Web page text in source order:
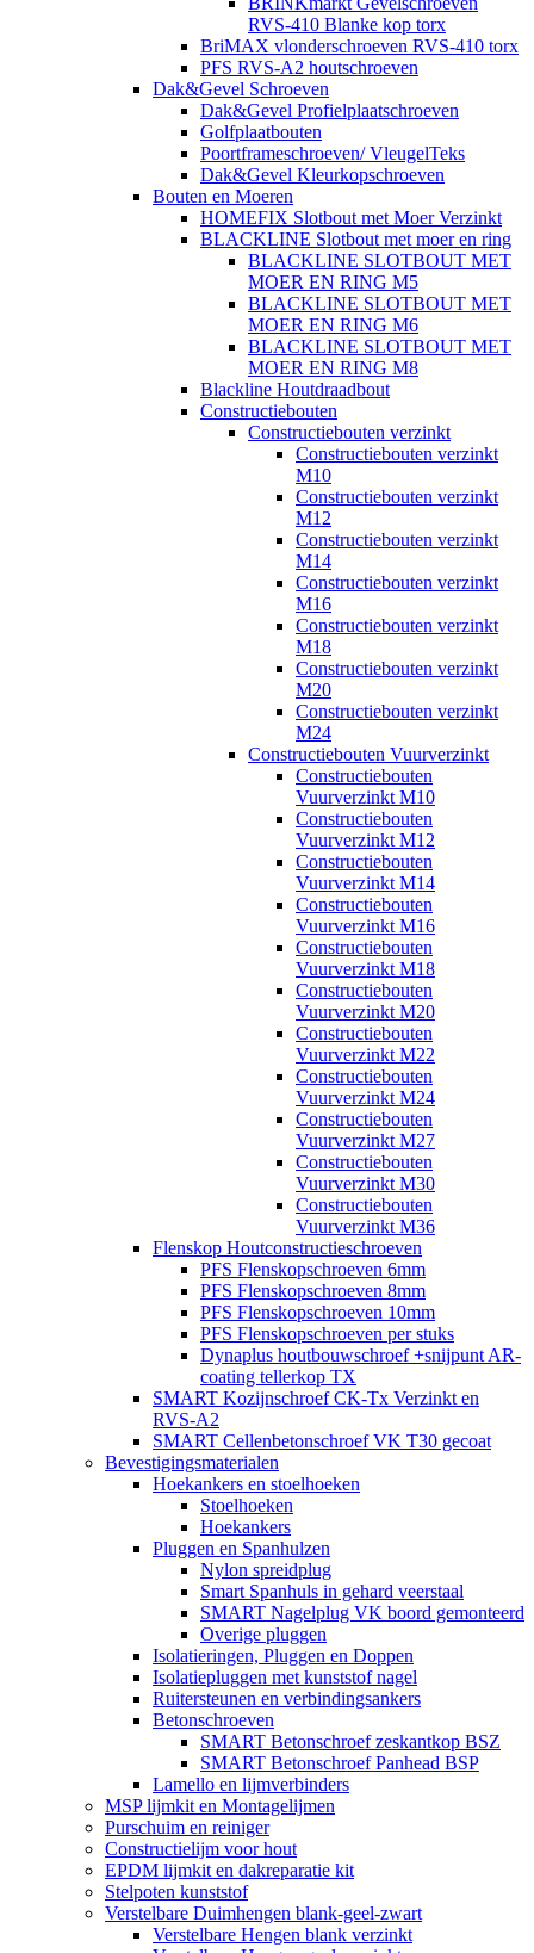
RVS-410 Blanke kop torx
BriMAX vlonderschroeven RVS-410 torx
PFS RVS-A2 houtschroeven
Dak&Gevel Schroeven
Dak&Gevel Profielplaatschroeven
Golfplaatbouten
Poortframeschroeven/ VleugelTeks
Dak&Gevel Kleurkopschroeven
Bouten en Moeren
HOMEFIX Slotbout met Moer Verzinkt
BLACKLINE Slotbout met moer en ring
BLACKLINE SLOTBOUT MET
MOER EN RING M5
BLACKLINE SLOTBOUT MET
MOER EN RING M6
BLACKLINE SLOTBOUT MET
MOER EN RING M8
Blackline Houtdraadbout
Constructiebouten
Constructiebouten verzinkt
Constructiebouten verzinkt
M10
Constructiebouten verzinkt
M12
Constructiebouten verzinkt
M14
Constructiebouten verzinkt
M16
Constructiebouten verzinkt
M18
Constructiebouten verzinkt
M20
Constructiebouten verzinkt
M24
Constructiebouten Vuurverzinkt
Constructiebouten
Vuurverzinkt M10
Constructiebouten
Vuurverzinkt M12
Constructiebouten
Vuurverzinkt M14
Constructiebouten
Vuurverzinkt M16
Constructiebouten
Vuurverzinkt M18
Constructiebouten
Vuurverzinkt M20
Constructiebouten
Vuurverzinkt M22
Constructiebouten
Vuurverzinkt M24
Constructiebouten
Vuurverzinkt M27
Constructiebouten
Vuurverzinkt M30
Constructiebouten
Vuurverzinkt M36
Flenskop Houtconstructieschroeven
PFS Flenskopschroeven 6mm
PFS Flenskopschroeven 8mm
PFS Flenskopschroeven 10mm
PFS Flenskopschroeven per stuks
Dynaplus houtbouwschroef +snijpunt AR-
coating tellerkop TX
SMART Kozijnschroef CK-Tx Verzinkt en
RVS-A2
SMART Cellenbetonschroef VK T30 gecoat
Bevestigingsmaterialen
Hoekankers en stoelhoeken
Stoelhoeken
Hoekankers
Pluggen en Spanhulzen
Nylon spreidplug
Smart Spanhuls in gehard veerstaal
SMART Nagelplug VK boord gemonteerd
Overige pluggen
Isolatieringen, Pluggen en Doppen
Isolatiepluggen met kunststof nagel
Ruitersteunen en verbindingsankers
Betonschroeven
SMART Betonschroef zeskantkop BSZ
SMART Betonschroef Panhead BSP
Lamello en lijmverbinders
MSP lijmkit en Montagelijmen
Purschuim en reiniger
Constructielijm voor hout
EPDM lijmkit en dakreparatie kit
Stelpoten kunststof
Verstelbare Duimhengen blank-geel-zwart
Verstelbare Hengen blank verzinkt